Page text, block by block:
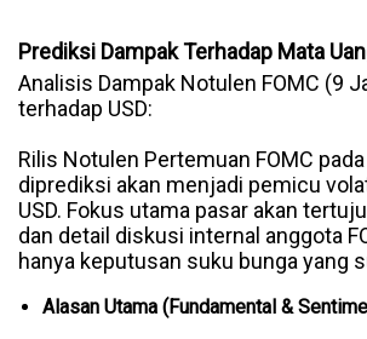
Prediksi Dampak Terhadap Mata
Analisis Dampak Notulen FOMC (9
terhadap USD:
Rilis Notulen Pertemuan FOMC
diprediksi akan menjadi pemicu
USD. Fokus utama pasar akan
dan detail diskusi internal anggota
hanya keputusan suku bunga yang
Alasan Utama (Fundamental &